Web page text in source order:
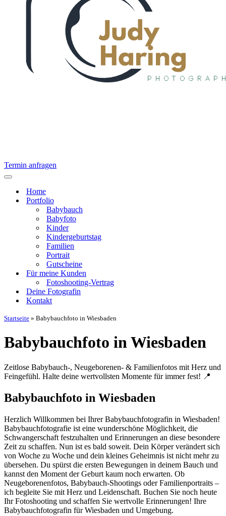
Termin anfragen
Navigationsmenü
Home
Portfolio
Babybauch
Babyfoto
Kinder
Kindergeburtstag
Familien
Portrait
Gutscheine
Für meine Kunden
Fotoshooting-Vertrag
Deine Fotografin
Kontakt
Startseite » Babybauchfoto in Wiesbaden
Babybauchfoto in Wiesbaden
Zeitlose Babybauch-, Neugeborenen- & Familienfotos mit Herz und
Feingefühl. Halte deine wertvollsten Momente für immer fest! 📍
Babybauchfoto in Wiesbaden
Herzlich Willkommen bei Ihrer Babybauchfotografin in Wiesbaden!
Babybauchfotografie ist eine wunderschöne Möglichkeit, die
Schwangerschaft festzuhalten und Erinnerungen an diese besondere
Zeit zu schaffen. Nun ist es bald soweit. Dein Körper verändert sich
von Woche zu Woche und dein kleines Geheimnis ist nicht mehr zu
übersehen. Du spürst die ersten Bewegungen in deinem Bauch und
kannst den Moment der Geburt kaum noch erwarten. Ob
Neugeborenenfotos, Babybauch-Shootings oder Familienportraits –
ich begleite Sie mit Herz und Leidenschaft. Buchen Sie noch heute
Ihr Fotoshooting und schaffen Sie wertvolle Erinnerungen! Ihre
Babybauchfotografin für Wiesbaden und Umgebung.